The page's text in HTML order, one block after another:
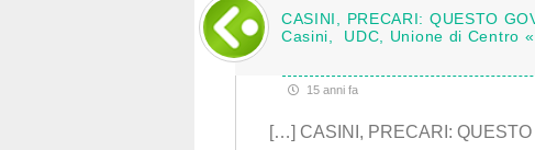
CASINI, PRECARI: QUESTO
Casini, UDC, Unione di Centro «
15 anni fa
[…] CASINI, PRECARI: